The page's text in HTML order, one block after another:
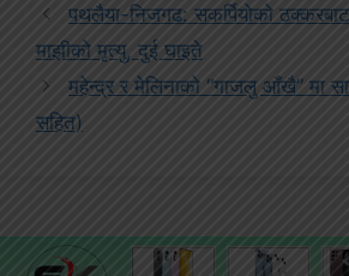
पथलैया-निजगढ: सकर्पियोको
माझीको मृत्यु, दुई घाइते
महेन्द्र र मेलिनाको “गाजलु आँखै” मा
सहित)